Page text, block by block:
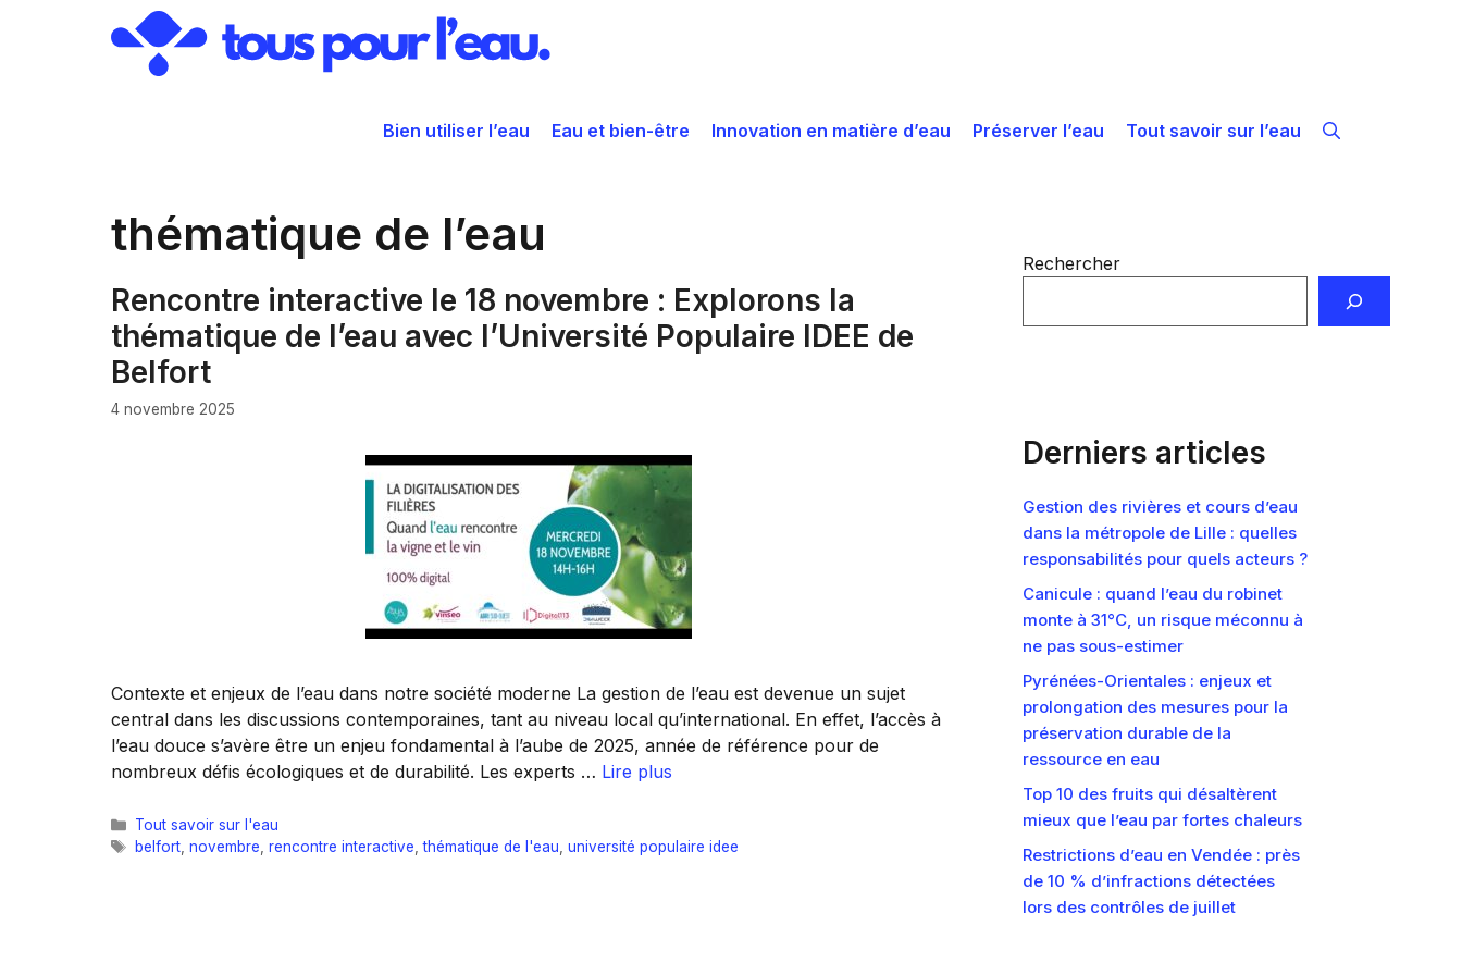
Bien utiliser l’eau Eau et bien-être Innovation en matière d’eau Préserver l’eau Tout savoir sur l’eau
thématique de l’eau
Rencontre interactive le 18 novembre : Explorons la
thématique de l’eau avec l’Université Populaire IDEE de
Belfort
4 novembre 2025
Contexte et enjeux de l’eau dans notre société moderne La gestion de l’eau est devenue un sujet
central dans les discussions contemporaines, tant au niveau local qu’international. En effet, l’accès à
l’eau douce s’avère être un enjeu fondamental à l’aube de 2025, année de référence pour de
nombreux défis écologiques et de durabilité. Les experts … Lire plus
Catégories
Tout savoir sur l'eau
Étiquettes
belfort, novembre rencontre interactive ,thématique de l'eau université populaire idee
Rechercher
Derniers articles
Gestion des rivières et cours d’eau
dans la métropole de Lille : quelles
responsabilités pour quels acteurs ?
Canicule : quand l’eau du robinet
monte à 31°C, un risque méconnu à
ne pas sous-estimer
Pyrénées-Orientales : enjeux et
prolongation des mesures pour la
préservation durable de la
ressource en eau
Top 10 des fruits qui désaltèrent
mieux que l’eau par fortes chaleurs
Restrictions d’eau en Vendée : près
de 10 % d’infractions détectées
lors des contrôles de juillet